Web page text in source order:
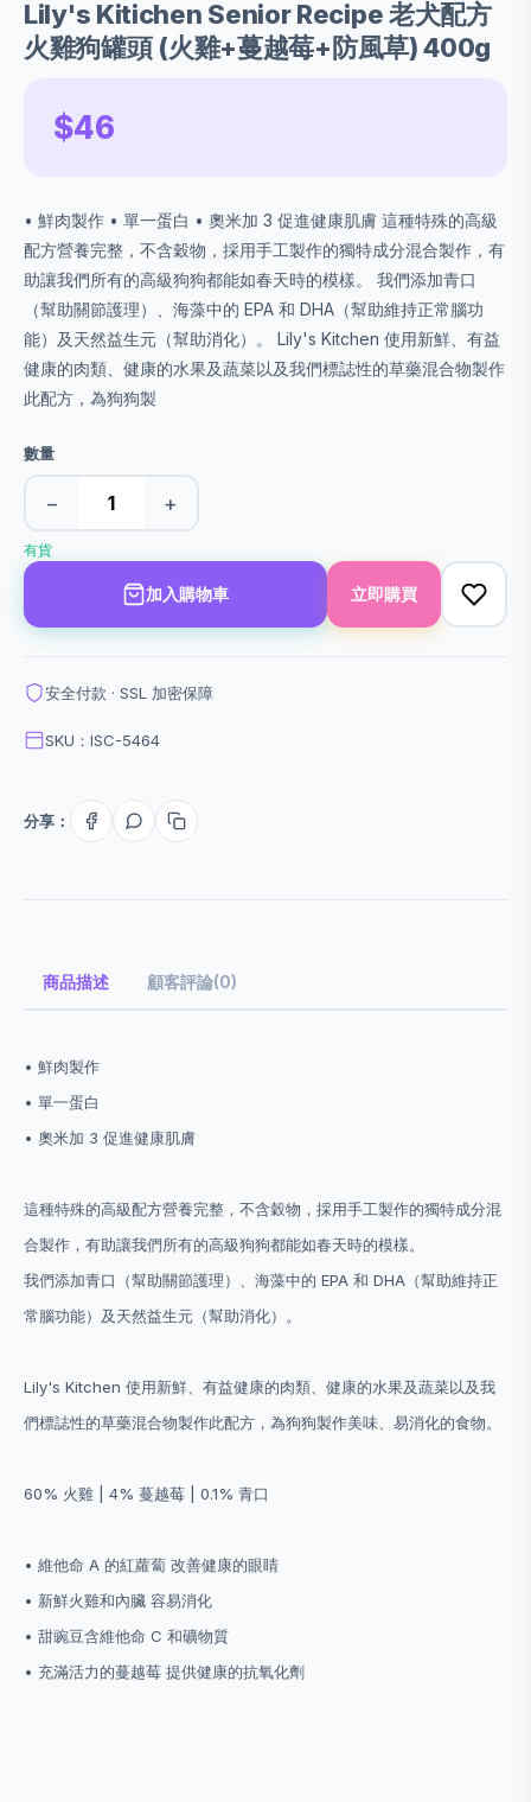
Lily's Kitichen Senior Recipe 老犬配方
火雞狗罐頭 (火雞+蔓越莓+防風草) 400g
$46
• 鮮肉製作 • 單一蛋白 • 奧米加 3 促進健康肌膚 這種特殊的高級
配方營養完整，不含穀物，採用手工製作的獨特成分混合製作，有
助讓我們所有的高級狗狗都能如春天時的模樣。 我們添加青口
（幫助關節護理）、海藻中的 EPA 和 DHA（幫助維持正常腦功
能）及天然益生元（幫助消化）。 Lily's Kitchen 使用新鮮、有益
健康的肉類、健康的水果及蔬菜以及我們標誌性的草藥混合物製作
此配方，為狗狗製
數量
− +
有貨
加入購物車 立即購買
安全付款 · SSL 加密保障
SKU：ISC-5464
分享：
商品描述 顧客評論(0)
• 鮮肉製作
• 單一蛋白
• 奧米加 3 促進健康肌膚
這種特殊的高級配方營養完整，不含穀物，採用手工製作的獨特成分混
合製作，有助讓我們所有的高級狗狗都能如春天時的模樣。
我們添加青口（幫助關節護理）、海藻中的 EPA 和 DHA（幫助維持正
常腦功能）及天然益生元（幫助消化）。
Lily's Kitchen 使用新鮮、有益健康的肉類、健康的水果及蔬菜以及我
們標誌性的草藥混合物製作此配方，為狗狗製作美味、易消化的食物。
60% 火雞 | 4% 蔓越莓 | 0.1% 青口
• 維他命 A 的紅蘿蔔 改善健康的眼睛
• 新鮮火雞和內臟 容易消化
• 甜豌豆含維他命 C 和礦物質
• 充滿活力的蔓越莓 提供健康的抗氧化劑